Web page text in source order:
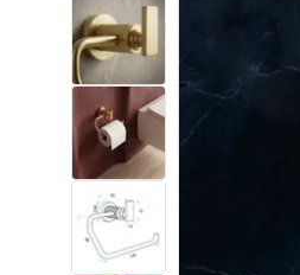
Lavoare
Cazi cu paravane
Baterii sanitare
Dusuri